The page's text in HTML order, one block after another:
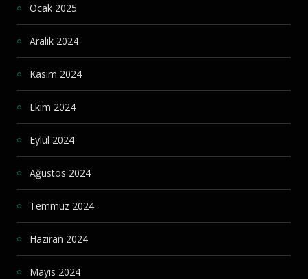
Ocak 2025
Aralık 2024
Kasım 2024
Ekim 2024
Eylül 2024
Ağustos 2024
Temmuz 2024
Haziran 2024
Mayıs 2024